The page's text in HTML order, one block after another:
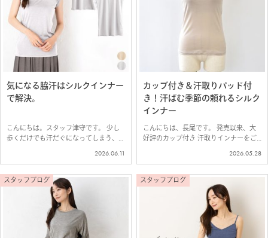
気になる脇汗はシルクインナー
で解決。
こんにちは。スタッフ津守です。 少し
歩くだけでも汗だぐになってしまう、こ
ーの中でも特におすすめ。 定番アイテ
2026.06.11
カップ付き＆汗取りパッド付
き！汗ばむ季節の頼れるシルク
インナー
こんにちは、長尾です。 発売以来、大
好評のカップ付き 汗取りインナーをご
でつくった、カップ付き＆汗取り付きの
2026.05.28
スタッフブログ スタッフブログ